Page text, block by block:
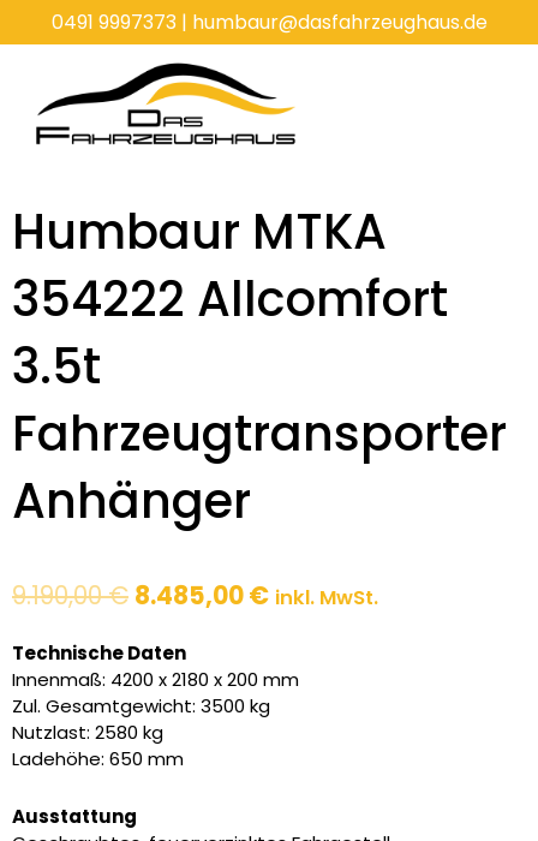
0491 9997373| humbaur@dasfahrzeughaus.de
Humbaur MTKA
354222 Allcomfort
3.5t
Fahrzeugtransporter
Anhänger
9.190,00€ Ursprünglicher
war:
9.190,00 €
8.485,00€Aktueller
8.485,00 €.
inkl. MwSt.
Technische Daten
Innenmaß: 4200 x 2180 x 200 mm
Zul. Gesamtgewicht: 3500 kg
Nutzlast: 2580 kg
Ladehöhe: 650 mm
Ausstattung